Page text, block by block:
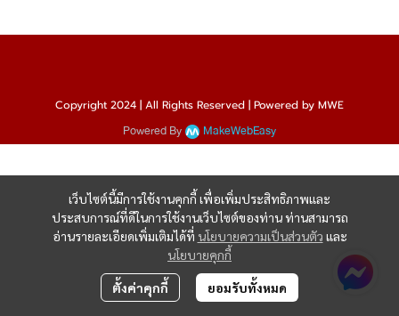
เว็บไซต์นี้มีการใช้งานคุกกี้ เพื่อเพิ่มประสิทธิภาพและ
ประสบการณ์ที่ดีในการใช้งานเว็บไซต์ของท่าน ท่านสามารถ
อ่านรายละเอียดเพิ่มเติมได้ที่ นโยบายความเป็นส่วนตัว และ
นโยบายคุกกี้
ตั้งค่าคุกกี้ ยอมรับทั้งหมด
Copyright 2024 | All Rights Reserved | Powered by MWE
Powered By MakeWebEasy